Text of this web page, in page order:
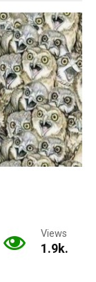
Views
1.9k.